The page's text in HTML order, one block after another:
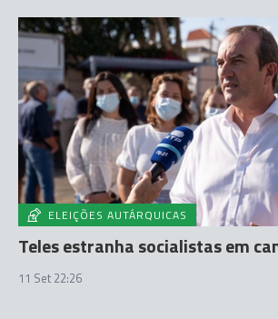
ELEIÇÕES AUTÁRQUICAS
Teles estranha socialistas em
11 Set 22:26